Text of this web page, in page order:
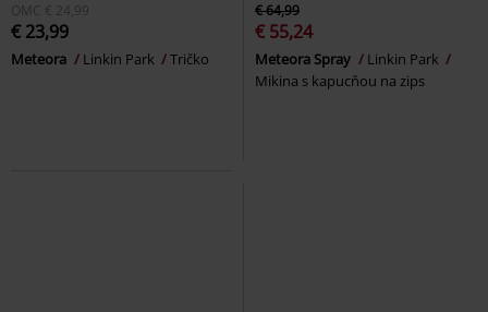
OMC € 24,99
€ 23,99
Meteora Linkin Park Tričko
€ 64,99
€ 55,24
Meteora Spray
Linkin Park
Mikina s kapucňou na zips